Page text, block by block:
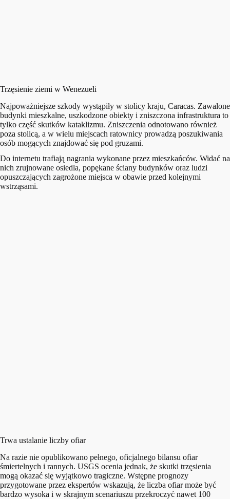
Trzęsienie ziemi w Wenezueli
Najpoważniejsze szkody wystąpiły w stolicy kraju, Caracas. Zawalone
budynki mieszkalne, uszkodzone obiekty i zniszczona infrastruktura to
tylko część skutków kataklizmu. Zniszczenia odnotowano również
poza stolicą, a w wielu miejscach ratownicy prowadzą poszukiwania
osób mogących znajdować się pod gruzami.
Do internetu trafiają nagrania wykonane przez mieszkańców. Widać na
nich zrujnowane osiedla, popękane ściany budynków oraz ludzi
opuszczających zagrożone miejsca w obawie przed kolejnymi
wstrząsami.
Trwa ustalanie liczby ofiar
Na razie nie opublikowano pełnego, oficjalnego bilansu ofiar
śmiertelnych i rannych. USGS ocenia jednak, że skutki trzęsienia
mogą okazać się wyjątkowo tragiczne. Wstępne prognozy
przygotowane przez ekspertów wskazują, że liczba ofiar może być
bardzo wysoka i w skrajnym scenariuszu przekroczyć nawet 100